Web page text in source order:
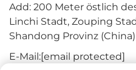
Add: 200 Meter östlich
Linchi Stadt, Zouping
Shandong Provinz (China)
E-Mail:[email protected]